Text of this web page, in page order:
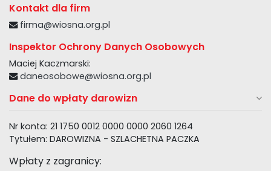
Kontakt dla firm
firma@wiosna.org.pl
Inspektor Ochrony Danych Osobowych
Maciej Kaczmarski:
daneosobowe@wiosna.org.pl
Dane do wpłaty darowizn
Nr konta: 21 1750 0012 0000 0000 2060 1264
Tytułem: DAROWIZNA - SZLACHETNA PACZKA
Wpłaty z zagranicy: